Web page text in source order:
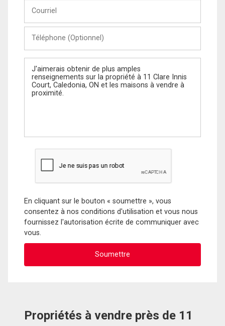
(Optionnel)
Message
En cliquant sur le bouton « soumettre », vous
consentez à nos conditions d'utilisation et vous nous
fournissez l'autorisation écrite de communiquer avec
vous.
Propriétés à vendre près de 11